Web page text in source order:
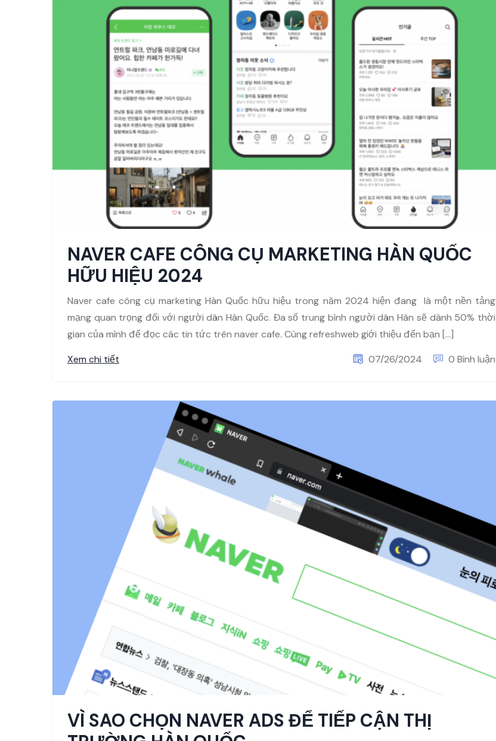
NAVER CAFE CÔNG CỤ MARKETING HÀN QUỐC
HỮU HIỆU 2024
Naver cafe công cụ marketing Hàn Quốc hữu hiệu trong năm 2024 hiện đang là một nền tảng
mạng quan trọng đối với người dân Hàn Quốc. Đa số trung bình người dân Hàn sẽ dành 50% thời
gian của mình để đọc các tin tức trên naver cafe. Cùng refreshweb giới thiệu đến bạn […]
Xem chi tiết
07/26/2024 0 Bình luận
VÌ SAO CHỌN NAVER ADS ĐỂ TIẾP CẬN THỊ